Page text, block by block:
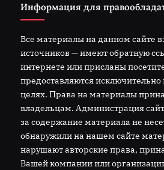
Информация для
Все материалы на данном сайте
источников — имеют обратную
интернете или присланы
предоставляются
целях. Права на материалы
владельцам. Администрация
за содержание материала не
обнаружили на нашем сайте
нарушают авторские права,
Вашей компании или